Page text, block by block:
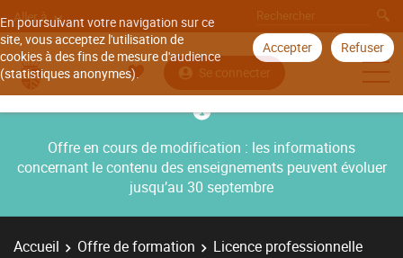
En poursuivant votre navigation sur ce
site, vous acceptez l'utilisation de
cookies à des fins de mesure d'audience
(statistiques anonymes).
Accepter Refuser
Aller à
Se connecter
Offre en cours de modification : les informations
concernant le contenu des enseignements peuvent évoluer
jusqu’au 30 septembre
Accueil Offre de formation
Licence professionnelle